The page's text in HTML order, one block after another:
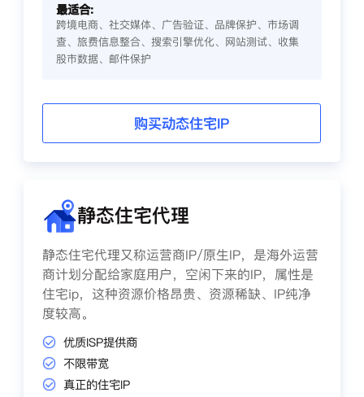
最适合:
跨境电商、社交媒体、广告验证、品牌保护、市场调
查、旅费信息整合、搜索引擎优化、网站测试、收集
股市数据、邮件保护
购买动态住宅IP
静态住宅代理
静态住宅代理又称运营商IP/原生IP，是海外运营
商计划分配给家庭用户，空闲下来的IP，属性是
住宅ip，这种资源价格昂贵、资源稀缺、IP纯净
度较高。
优质ISP提供商
不限带宽
真正的住宅IP